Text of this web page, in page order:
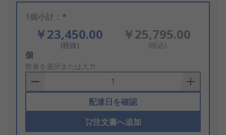
1個小計：*
￥23,450.00
(税抜)
￥25,795.00
(税込)
Add
to
Basket
個
数量を選択または入力
配達日を確認
注文書へ追加